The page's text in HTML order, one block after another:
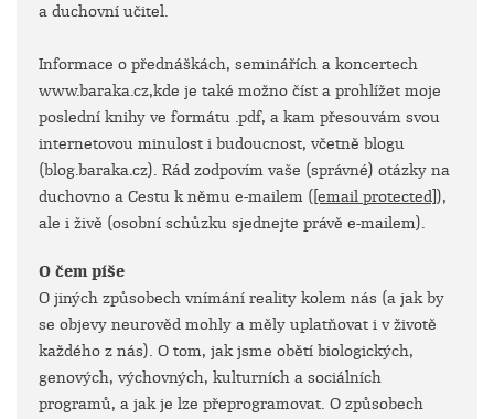
a duchovní učitel.
Informace o přednáškách, seminářích a koncertech
www.baraka.cz,kde je také možno číst a prohlížet moje
poslední knihy ve formátu .pdf, a kam přesouvám svou
internetovou minulost i budoucnost, včetně blogu
(blog.baraka.cz). Rád zodpovím vaše (správné) otázky na
duchovno a Cestu k němu e-mailem ([email protected]),
ale i živě (osobní schůzku sjednejte právě e-mailem).
O čem píše
O jiných způsobech vnímání reality kolem nás (a jak by
se objevy neurověd mohly a měly uplatňovat i v životě
každého z nás). O tom, jak jsme obětí biologických,
genových, výchovných, kulturních a sociálních
programů, a jak je lze přeprogramovat. O způsobech